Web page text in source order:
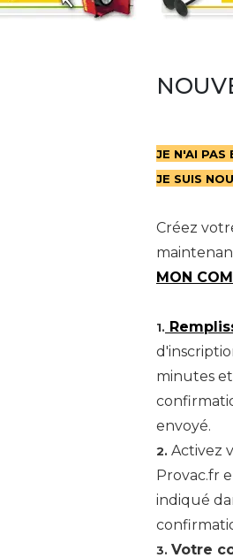
JE N'AI PAS
JE SUIS
Créez
MON
1.
minutes
envoyé.
2. Activez
Provac.fr
indiqué
3. Votre